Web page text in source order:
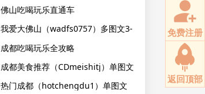
佛山吃喝玩乐直通车
（fschihewanle）多图文3-N条
我爱大佛山（wadfs0757）多图文3-
N条
成都吃喝玩乐全攻略
（CDchihewanles）单图文
成都美食推荐（CDmeishitj）单图文
热门成都（hotchengdu1）单图文
免费注册
返回顶部